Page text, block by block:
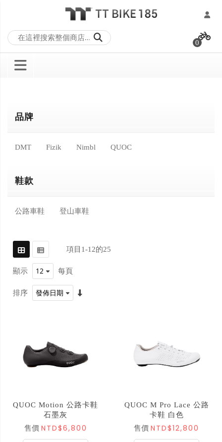
0
項目 1-12的25
顯示 每頁
排序
QUOC Motion 公路卡鞋
石墨灰
售價 NTD$6,800
QUOC M Pro Lace 公路
卡鞋 白色
售價 NTD$12,800
品牌
DMT Fizik Nimbl QUOC
鞋款
公路車鞋 登山車鞋